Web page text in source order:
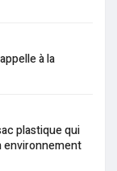
à la
plastique qui
environnement